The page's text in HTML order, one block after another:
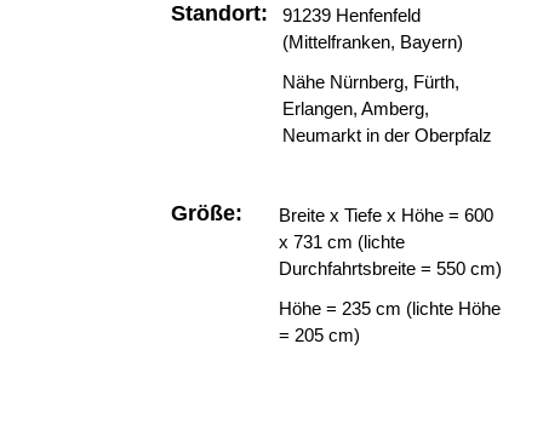
Standort:
91239 Henfenfeld
(Mittelfranken, Bayern)
Nähe Nürnberg, Fürth,
Erlangen, Amberg,
Neumarkt in der Oberpfalz
Größe:
Breite x Tiefe x Höhe = 600
x 731 cm (lichte
Durchfahrtsbreite = 550 cm)
Höhe = 235 cm (lichte Höhe
= 205 cm)